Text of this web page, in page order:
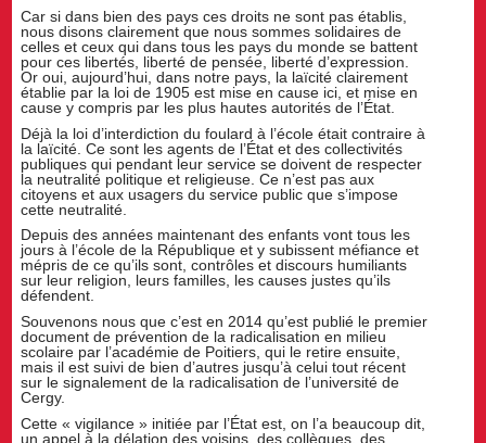
Car si dans bien des pays ces droits ne sont pas établis,
nous disons clairement que nous sommes solidaires de
celles et ceux qui dans tous les pays du monde se battent
pour ces libertés, liberté de pensée, liberté d’expression.
Or oui, aujourd’hui, dans notre pays, la laïcité clairement
établie par la loi de 1905 est mise en cause ici, et mise en
cause y compris par les plus hautes autorités de l’État.
Déjà la loi d’interdiction du foulard à l’école était contraire à
la laïcité. Ce sont les agents de l’État et des collectivités
publiques qui pendant leur service se doivent de respecter
la neutralité politique et religieuse. Ce n’est pas aux
citoyens et aux usagers du service public que s’impose
cette neutralité.
Depuis des années maintenant des enfants vont tous les
jours à l’école de la République et y subissent méfiance et
mépris de ce qu’ils sont, contrôles et discours humiliants
sur leur religion, leurs familles, les causes justes qu’ils
défendent.
Souvenons nous que c’est en 2014 qu’est publié le premier
document de prévention de la radicalisation en milieu
scolaire par l’académie de Poitiers, qui le retire ensuite,
mais il est suivi de bien d’autres jusqu’à celui tout récent
sur le signalement de la radicalisation de l’université de
Cergy.
Cette « vigilance » initiée par l’État est, on l’a beaucoup dit,
un appel à la délation des voisins, des collègues, des